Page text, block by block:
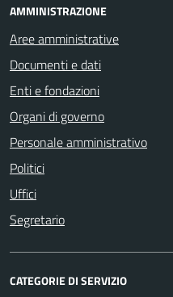
AMMINISTRAZIONE
Aree amministrative
Documenti e dati
Enti e fondazioni
Organi di governo
Personale amministrativo
Politici
Uffici
Segretario
CATEGORIE DI SERVIZIO